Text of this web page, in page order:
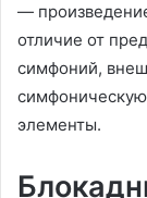
—
отличие от
симфоний,
элементы.